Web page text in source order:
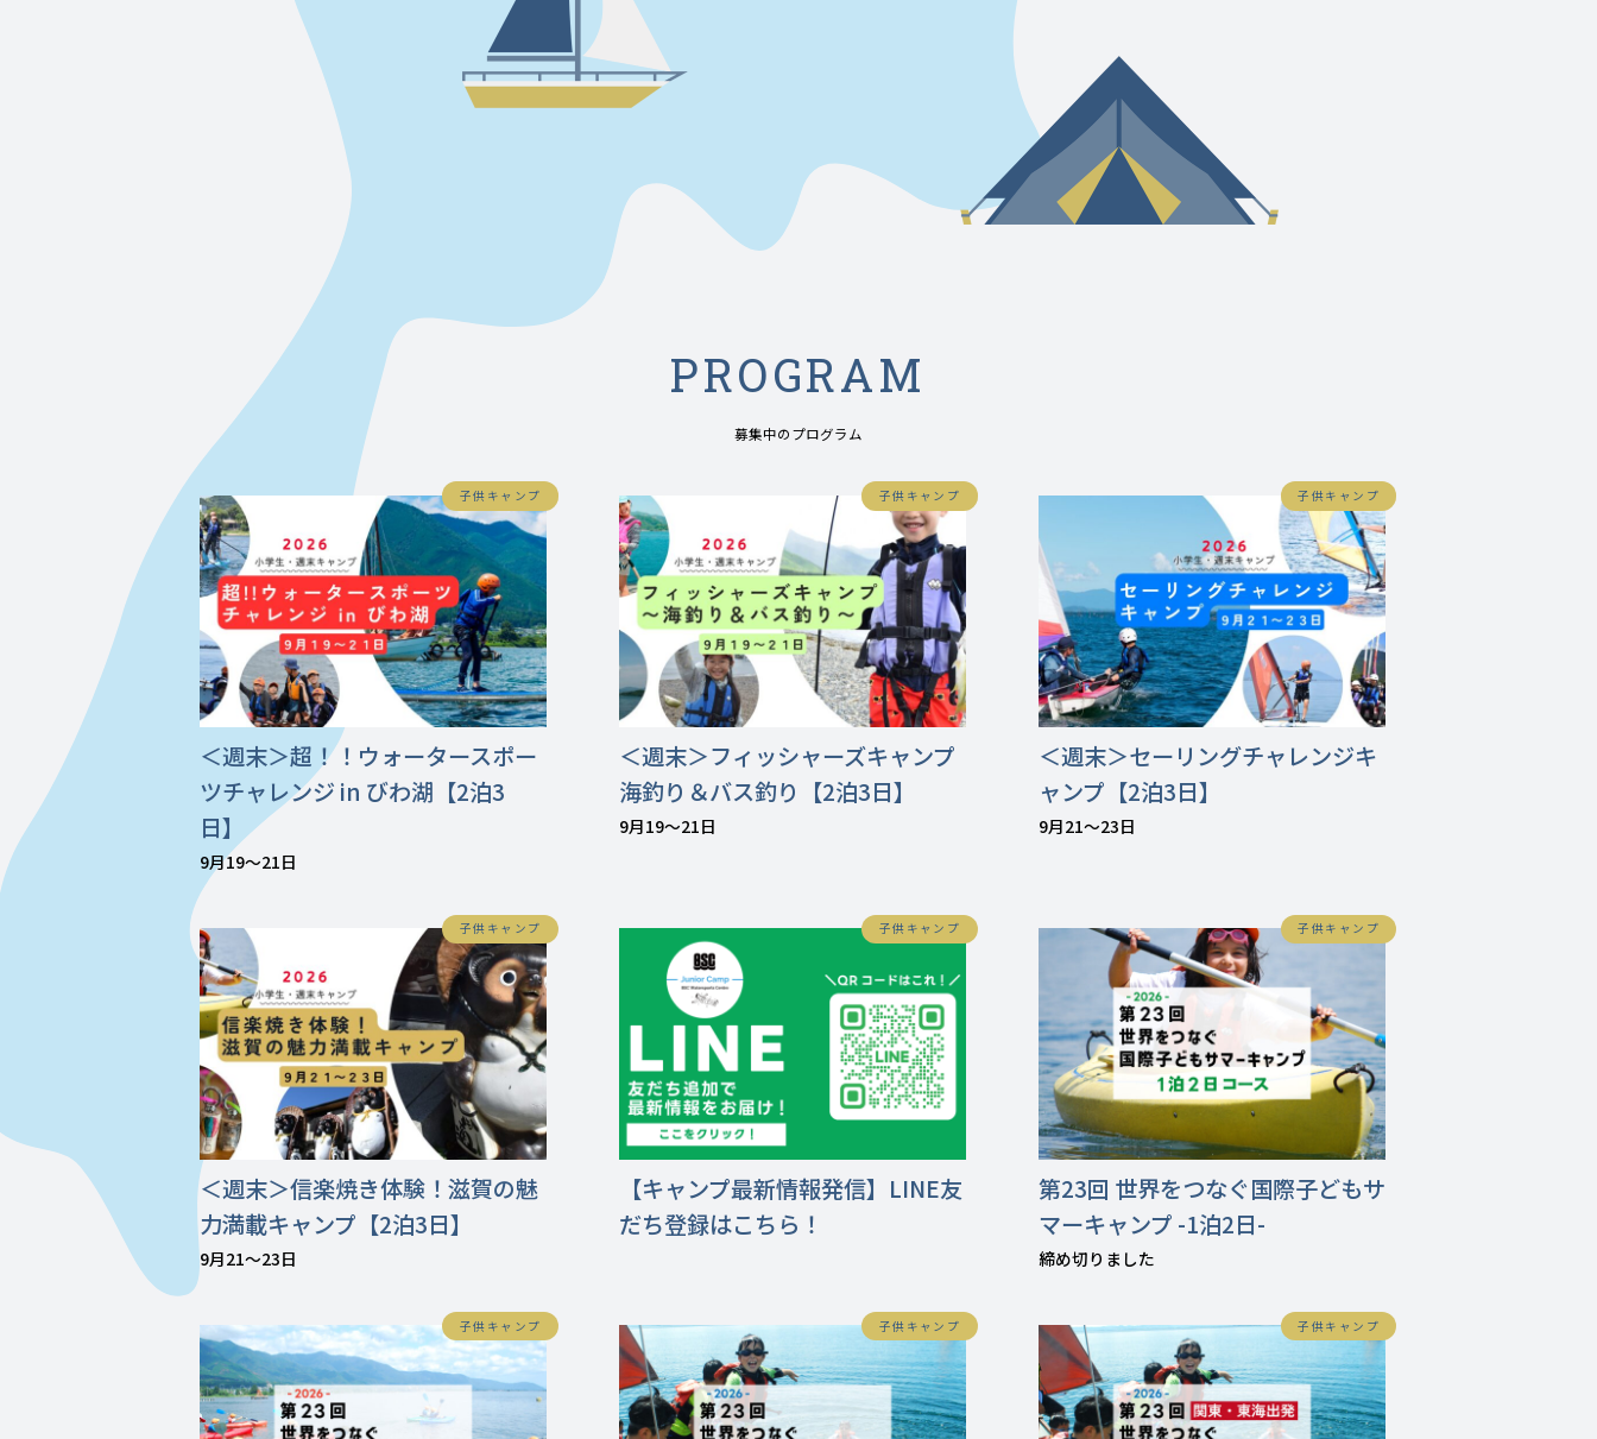
PROGRAM
募集中のプログラム
子供キャンプ
＜週末＞超！！ウォータースポー
ツチャレンジ in びわ湖【2泊3
日】
9月19〜21日
子供キャンプ
＜週末＞フィッシャーズキャンプ
海釣り＆バス釣り【2泊3日】
9月19〜21日
子供キャンプ
＜週末＞セーリングチャレンジキ
ャンプ【2泊3日】
9月21〜23日
子供キャンプ
＜週末＞信楽焼き体験！滋賀の魅
力満載キャンプ【2泊3日】
9月21〜23日
子供キャンプ
【キャンプ最新情報発信】LINE友
だち登録はこちら！
子供キャンプ
第23回 世界をつなぐ国際子どもサ
マーキャンプ -1泊2日-
締め切りました
子供キャンプ 子供キャンプ 子供キャンプ